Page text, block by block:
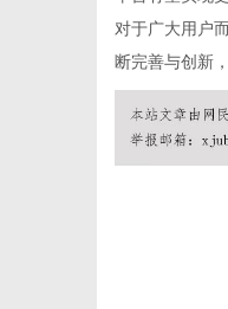
对于广大用户
断完善与创新